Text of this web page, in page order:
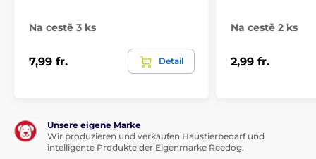
Na cestě 3 ks
7,99 fr. Detail
Na cestě 2 ks
2,99 fr.
Unsere eigene Marke
Wir produzieren und verkaufen Haustierbedarf und
intelligente Produkte der Eigenmarke Reedog.